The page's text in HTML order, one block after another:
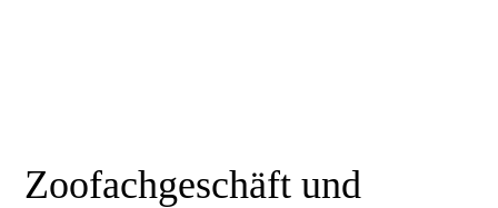
Zoofachgeschäft und